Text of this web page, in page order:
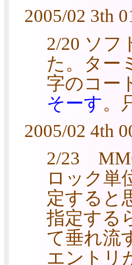
2005/02 3th
2/20 ソフ
た。ター
字のコー
そーす。
2005/02 4th
2/23
ロック単
定すると
指定する
て垂れ流
エントリ